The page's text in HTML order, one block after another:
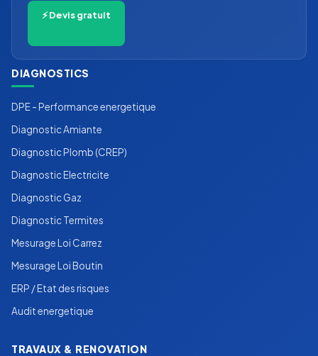
⚡ Devis gratuit
DIAGNOSTICS
DPE - Performance energetique
Diagnostic Amiante
Diagnostic Plomb (CREP)
Diagnostic Electricite
Diagnostic Gaz
Diagnostic Termites
Mesurage Loi Carrez
Mesurage Loi Boutin
ERP / Etat des risques
Audit energetique
TRAVAUX & RENOVATION